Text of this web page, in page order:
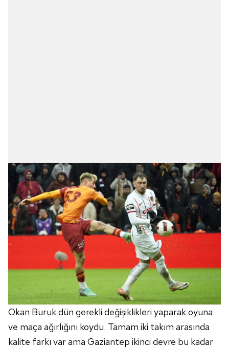
Okan Buruk dün gerekli değişiklikleri yaparak oyuna
ve maça ağırlığını koydu. Tamam iki takım arasında
kalite farkı var ama Gaziantep ikinci devre bu kadar